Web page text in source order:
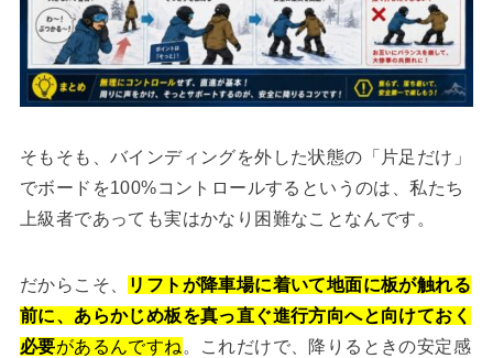
そもそも、バインディングを外した状態の「片足だけ」
でボードを100%コントロールするというのは、私たち
上級者であっても実はかなり困難なことなんです。
だからこそ、
リフトが降車場に着いて地面に板が触れる
前に、あらかじめ板を真っ直ぐ進行方向へと向けておく
必要があるんですね 。これだけで、降りるときの安定感